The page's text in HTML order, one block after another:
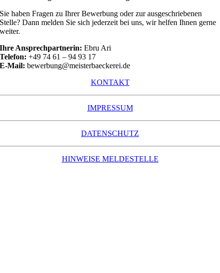
Sie haben Fragen zu Ihrer Bewerbung oder zur ausgeschriebenen
Stelle? Dann melden Sie sich jederzeit bei uns, wir helfen Ihnen gerne
weiter.
Ihre Ansprechpartnerin: Ebru Ari
Telefon: +49 74 61 – 94 93 17
E-Mail: bewerbung@meisterbaeckerei.de
KONTAKT
IMPRESSUM
DATENSCHUTZ
HINWEISE MELDESTELLE